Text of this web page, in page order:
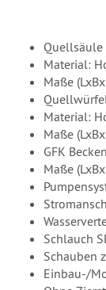
Quellsäule
Material:
Maße
Material:
Maße
GFK
Maße
Schlauch
Schauben
Einbau-/